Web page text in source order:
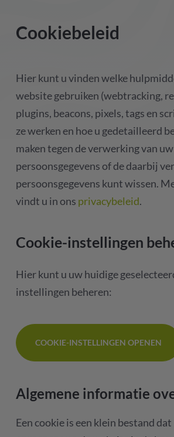
Cookiebeleid
Hier kunt u vinden welke
website gebruiken (webtracking,
plugins, beacons, pixels, tags en
ze werken en hoe u gedetailleerd
maken tegen de verwerking van uw
persoonsgegevens of de daarbij
persoonsgegevens kunt wissen.
vindt u in ons privacybeleid.
Cookie-instellingen
Hier kunt u uw huidige
instellingen beheren:
COOKIE-INSTELLINGEN OPENEN
Algemene informatie
Een cookie is een klein bestand